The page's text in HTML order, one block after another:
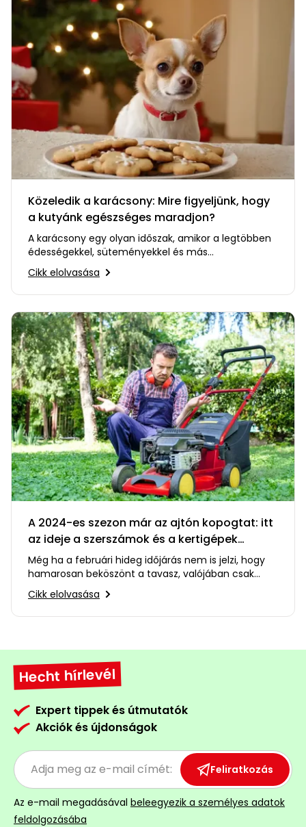
Közeledik a karácsony: Mire figyeljünk, hogy
a kutyánk egészséges maradjon?
A karácsony egy olyan időszak, amikor a legtöbben
édességekkel, süteményekkel és más
finomságokkal kényeztetjük…
Cikk elolvasása
A 2024-es szezon már az ajtón kopogtat: itt
az ideje a szerszámok és a kertigépek
ellenőrzésének
Még ha a februári hideg időjárás nem is jelzi, hogy
hamarosan beköszönt a tavasz, valójában csak
néhány hetünk maradt,…
Cikk elolvasása
Hecht hírlevél
Expert tippek és útmutatók
Akciók és újdonságok
Feliratkozás
Az e-mail megadásával beleegyezik a személyes adatok
feldolgozásába